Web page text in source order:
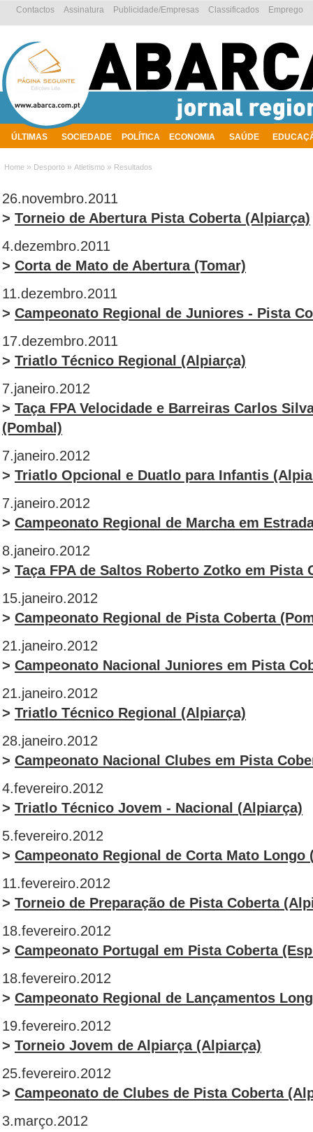
ÚLTIMAS SOCIEDADE POLÍTICA ECONOMIA SAÚDE
Emprego
Classificados
Publicidade/Empresas
Assinatura
Contactos
Home » Desporto » Atletismo » Resultados
26.novembro.2011
> Torneio de Abertura Pista Coberta (Alpiarça)
4.dezembro.2011
> Corta de Mato de Abertura (Tomar)
11.dezembro.2011
> Campeonato Regional de Juniores - Pista
17.dezembro.2011
> Triatlo Técnico Regional (Alpiarça)
7.janeiro.2012
> Taça FPA Velocidade e Barreiras Carlos
(Pombal)
7.janeiro.2012
> Triatlo Opcional e Duatlo para Infantis
7.janeiro.2012
> Campeonato Regional de Marcha em
8.janeiro.2012
> Taça FPA de Saltos Roberto Zotko em Pista
15.janeiro.2012
> Campeonato Regional de Pista Coberta
21.janeiro.2012
> Campeonato Nacional Juniores em Pista
21.janeiro.2012
> Triatlo Técnico Regional (Alpiarça)
28.janeiro.2012
> Campeonato Nacional Clubes em Pista
4.fevereiro.2012
> Triatlo Técnico Jovem - Nacional (Alpiarça)
5.fevereiro.2012
> Campeonato Regional de Corta Mato Longo
11.fevereiro.2012
> Torneio de Preparação de Pista Coberta
18.fevereiro.2012
> Campeonato Portugal em Pista Coberta
18.fevereiro.2012
> Campeonato Regional de Lançamentos
19.fevereiro.2012
> Torneio Jovem de Alpiarça (Alpiarça)
25.fevereiro.2012
> Campeonato de Clubes de Pista Coberta
3.março.2012